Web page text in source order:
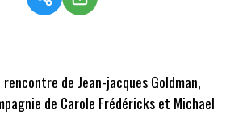
de Jean-jacques Goldman,
de Carole Frédéricks et Michael